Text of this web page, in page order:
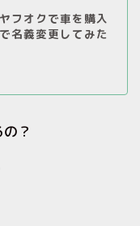
フオクで車を購入
名義変更してみた
？